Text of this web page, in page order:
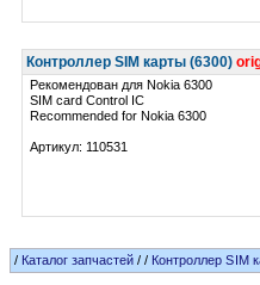
Контроллер SIM карты (6300)
Рекомендован для Nokia 6300
SIM card Control IC
Recommended for Nokia 6300
Артикул: 110531
/ Каталог запчастей // Контроллер SIM